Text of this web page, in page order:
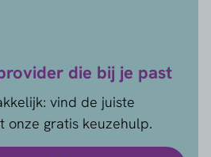
die bij je past
vind de juiste
onze gratis keuzehulp.